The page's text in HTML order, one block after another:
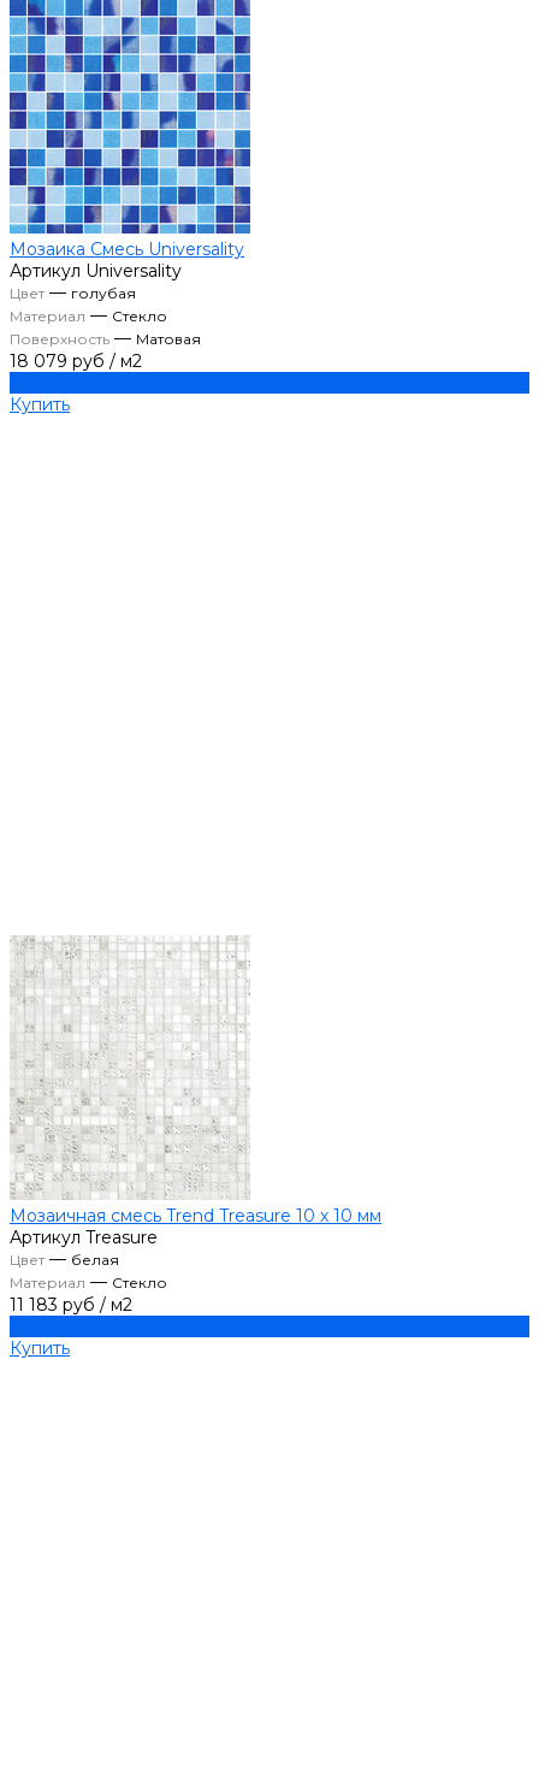
Мозаика Смесь Universality
Артикул Universality
Цвет— голубая
Материал — Стекло
Поверхность — Матовая
18 079 руб / м2
Купить
Мозаичная смесь Trend Treasure 10 х 10 мм
Артикул Treasure
Цвет— белая
Материал — Стекло
11 183 руб / м2
Купить